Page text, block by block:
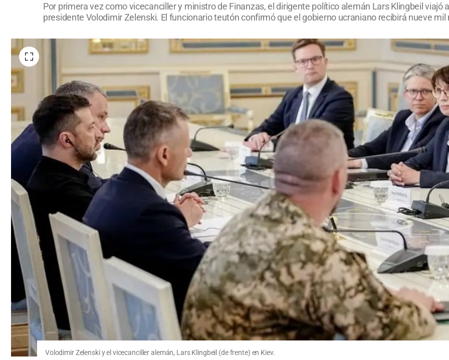
Por primera vez como vicecanciller y ministro de Finanzas, el dirigente político alemán Lars Klingbeil viajó
presidente Volodimir Zelenski. El funcionario teutón confirmó que el gobierno ucraniano recibirá nueve
Volodimir Zelenski y el vicecanciller alemán, Lars Klingbeil (de frente) en Kiev.